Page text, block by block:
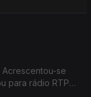
Acrescentou-se
para rádio RTP